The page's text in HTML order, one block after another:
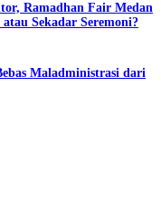
Ramadhan Fair Medan
Sekadar Seremoni?
Maladministrasi dari